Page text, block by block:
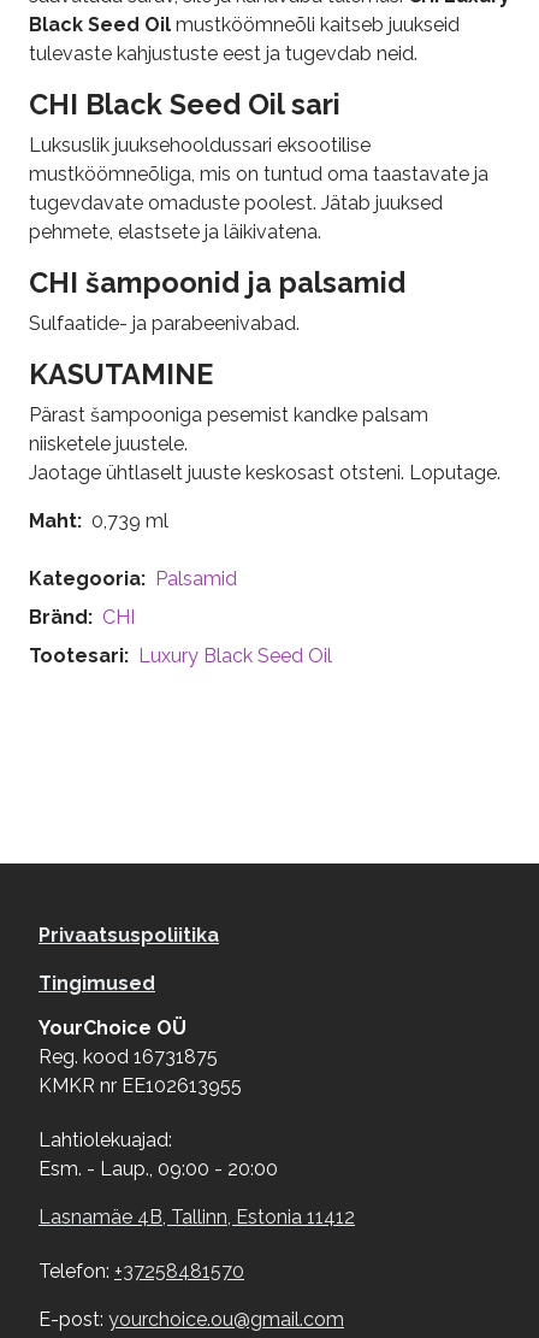
Black Seed Oil mustköömneõli kaitseb juukseid
tulevaste kahjustuste eest ja tugevdab neid.
CHI Black Seed Oil sari
Luksuslik juuksehooldussari eksootilise
mustköömneõliga, mis on tuntud oma taastavate ja
tugevdavate omaduste poolest. Jätab juuksed
pehmete, elastsete ja läikivatena.
CHI šampoonid ja palsamid
Sulfaatide- ja parabeenivabad.
KASUTAMINE
Pärast šampooniga pesemist kandke palsam
niisketele juustele.
Jaotage ühtlaselt juuste keskosast otsteni. Loputage.
Maht 0,739 ml
Kategooria
Palsamid
Bränd
CHI
Tootesari
Luxury Black Seed Oil
Footer menu
Privaatsuspoliitika
Tingimused
YourChoice OÜ
Reg. kood 16731875
KMKR nr EE102613955
Lahtiolekuajad:
Esm. - Laup., 09:00 - 20:00
Lasnamäe 4B, Tallinn, Estonia 11412
Telefon: +37258481570
E-post: yourchoice.ou@gmail.com